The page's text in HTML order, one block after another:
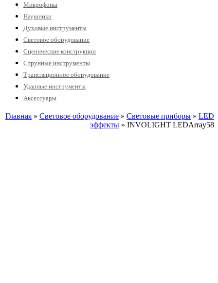
Микрофоны
Наушники
Духовые инструменты
Световое оборудование
Сценические конструкции
Струнные инструменты
Трансляционное оборудование
Ударные инструменты
Аксессуары
Главная » Световое оборудование » Световые приборы » LED
эффекты » INVOLIGHT LEDArray58